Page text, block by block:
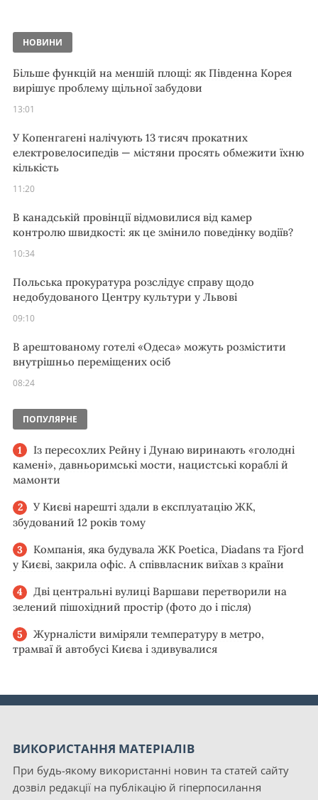
НОВИНИ
Більше функцій на меншій площі: як Південна Корея
вирішує проблему щільної забудови
13:01
У Копенгагені налічують 13 тисяч прокатних
електровелосипедів — містяни просять обмежити їхню
кількість
11:20
В канадській провінції відмовилися від камер
контролю швидкості: як це змінило поведінку водіїв?
10:34
Польська прокуратура розслідує справу щодо
недобудованого Центру культури у Львові
09:10
В арештованому готелі «Одеса» можуть розмістити
внутрішньо переміщених осіб
08:24
ПОПУЛЯРНЕ
Із пересохлих Рейну і Дунаю виринають «голодні
камені», давньоримські мости, нацистські кораблі й
мамонти
У Києві нарешті здали в експлуатацію ЖК,
збудований 12 років тому
Компанія, яка будувала ЖК Poetica, Diadans та Fjord
у Києві, закрила офіс. А співвласник виїхав з країни
Дві центральні вулиці Варшави перетворили на
зелений пішохідний простір (фото до і після)
Журналісти виміряли температуру в метро,
трамваї й автобусі Києва і здивувалися
ВИКОРИСТАННЯ МАТЕРІАЛІВ
При будь-якому використанні новин та статей сайту
дозвіл редакції на публікацію й гіперпосилання